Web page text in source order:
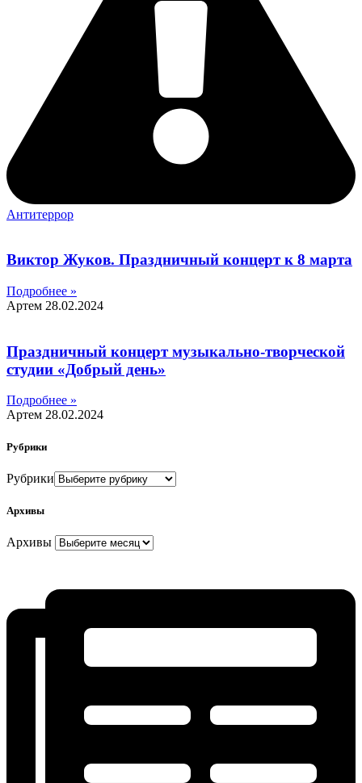
Антитеррор
Виктор Жуков. Праздничный концерт к 8 марта
Подробнее »
Артем 28.02.2024
Праздничный концерт музыкально-творческой
студии «Добрый день»
Подробнее »
Артем 28.02.2024
Рубрики
Рубрики
Архивы
Архивы